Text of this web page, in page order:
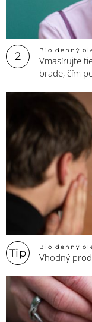
2 Bio denný
Vmasírujte
brade, čím
Tip Bio denný
Vhodný